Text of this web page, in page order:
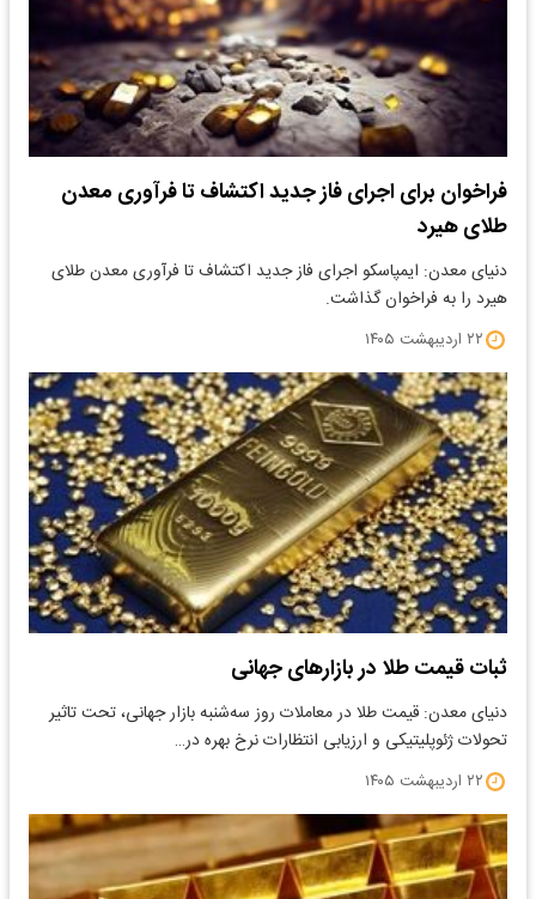
فراخوان برای اجرای فاز جدید اکتشاف تا فرآوری معدن
طلای هیرد
دنیای معدن: ایمپاسکو اجرای فاز جدید اکتشاف تا فرآوری معدن طلای
هیرد را به فراخوان گذاشت.
۲۲ اردیبهشت ۱۴۰۵
ثبات قیمت طلا در بازارهای جهانی
​دنیای معدن: قیمت طلا در معاملات روز سه‌شنبه بازار جهانی، تحت تاثیر
تحولات ژئوپلیتیکی و ارزیابی انتظارات نرخ بهره در…
۲۲ اردیبهشت ۱۴۰۵